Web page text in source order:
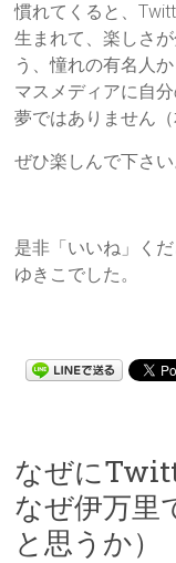
慣れてくると、
生まれて、楽しさ
う、憧れの有名人
マスメディアに自
夢ではありません（
ぜひ楽しんで下さい
是非「いいね」く
ゆきこでした。
なぜに
なぜ伊万
と思うか）